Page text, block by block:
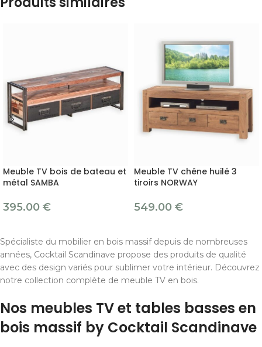
Meuble TV bois de bateau et
métal SAMBA
395.00 €
Meuble TV chêne huilé 3
tiroirs NORWAY
549.00 €
Spécialiste du mobilier en bois massif depuis de nombreuses
années, Cocktail Scandinave propose des produits de qualité
avec des design variés pour sublimer votre intérieur. Découvrez
notre collection complète de meuble TV en bois.
Nos meubles TV et tables basses en
bois massif by Cocktail Scandinave